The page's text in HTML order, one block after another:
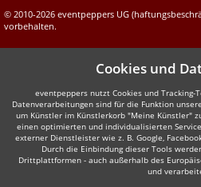
© 2010-2026 eventpeppers UG
vorbehalten.
Cookies und
eventpeppers nutzt Cookies und Tracking-
Datenverarbeitungen sind für die Funktion
um Künstler im Künstlerkorb "Meine Künstler"
einen optimierten und individualisierten
externer Dienstleister wie z. B. Google,
Durch die Einbindung dieser Tools
Drittplattformen - auch außerhalb des
und